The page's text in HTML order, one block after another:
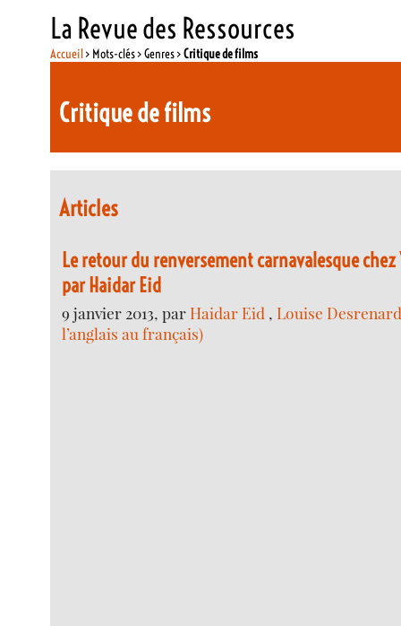
La Revue des Ressources
Accueil> Mots-clés > Genres >Critique de films
Critique de films
Articles
Le retour du renversement carnavalesque
par Haidar Eid
9 janvier 2013, parHaidar Eid ,Louise
l’anglais au français)